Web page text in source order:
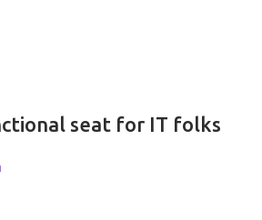
seat for IT folks